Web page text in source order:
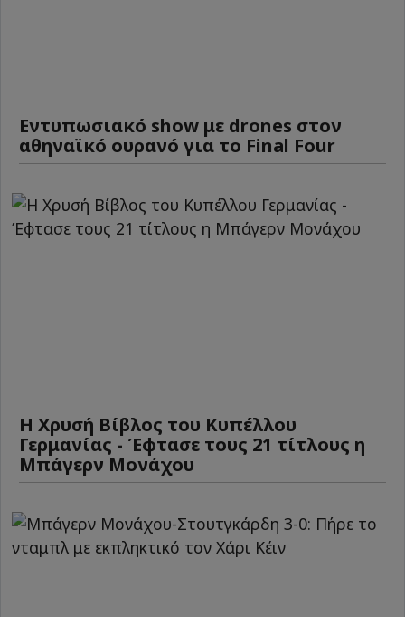
Εντυπωσιακό show με drones στον
αθηναϊκό ουρανό για το Final Four
Η Χρυσή Βίβλος του Κυπέλλου
Γερμανίας - Έφτασε τους 21 τίτλους η
Μπάγερν Μονάχου